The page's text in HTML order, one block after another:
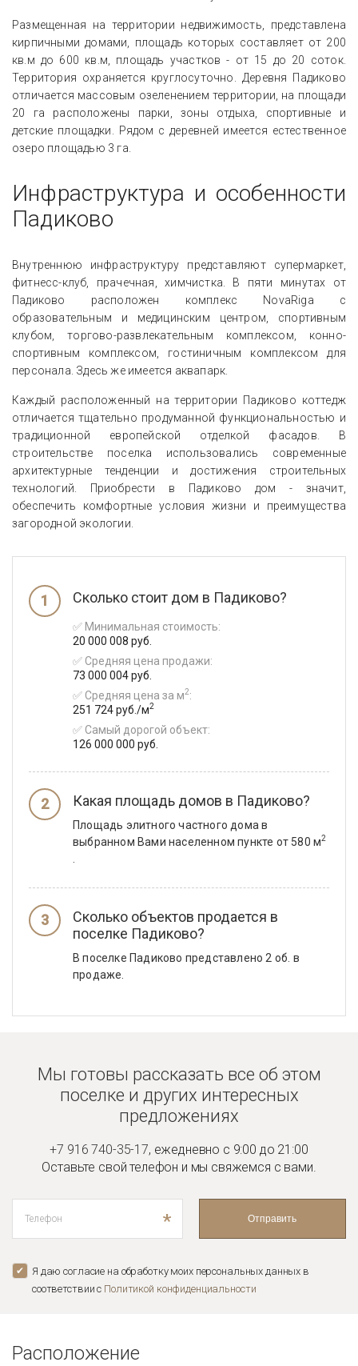
Размещенная на территории недвижимость, представлена
кирпичными домами, площадь которых составляет от 200
кв.м до 600 кв.м, площадь участков - от 15 до 20 соток.
Территория охраняется круглосуточно. Деревня Падиково
отличается массовым озеленением территории, на площади
20 га расположены парки, зоны отдыха, спортивные и
детские площадки. Рядом с деревней имеется естественное
озеро площадью 3 га.
Инфраструктура и особенности
Падиково
Внутреннюю инфраструктуру представляют супермаркет,
фитнесс-клуб, прачечная, химчистка. В пяти минутах от
Падиково расположен комплекс NovaRiga с
образовательным и медицинским центром, спортивным
клубом, торгово-развлекательным комплексом, конно-
спортивным комплексом, гостиничным комплексом для
персонала. Здесь же имеется аквапарк.
Каждый расположенный на территории Падиково коттедж
отличается тщательно продуманной функциональностью и
традиционной европейской отделкой фасадов. В
строительстве поселка использовались современные
архитектурные тенденции и достижения строительных
технологий. Приобрести в Падиково дом - значит,
обеспечить комфортные условия жизни и преимущества
загородной экологии.
Сколько стоит дом в Падиково?
✅ Минимальная стоимость:
20 000 008 руб.
✅ Средняя цена продажи:
73 000 004 руб.
✅ Средняя цена за м2:
251 724 руб./м2
✅ Самый дорогой объект:
126 000 000 руб.
Какая площадь домов в Падиково?
Площадь элитного частного дома в
выбранном Вами населенном пункте от 580 м2
Сколько объектов продается в
поселке Падиково?
В поселке Падиково представлено 2 об. в
продаже.
Мы готовы рассказать все об этом
поселке и других интересных
предложениях
+7 916 740-35-17, ежедневно с 9:00 до 21:00
Оставьте свой телефон и мы свяжемся с вами.
* Отправить
Я даю согласие на обработку моих персональных данных в
соответствии с Политикой конфиденциальноcти
Расположение